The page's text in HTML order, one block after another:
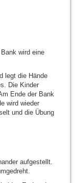
wird eine
legt die Hände
Die Kinder
Ende der Bank
wird wieder
und die Übung
aufgestellt.